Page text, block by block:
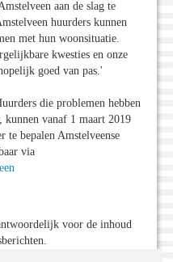
aan de slag te
huurders kunnen
met hun woonsituatie.
kwesties en onze
goed van pas.'
die problemen hebben
kunnen vanaf 1 maart 2019
te bepalen Amstelveense
via
voor de inhoud